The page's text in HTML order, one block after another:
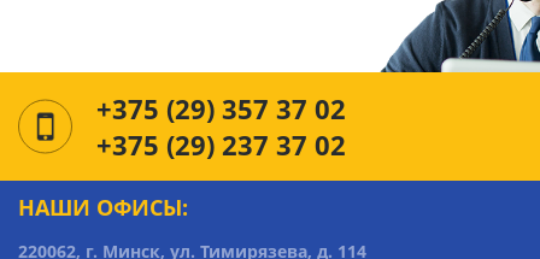
+375 (29) 357 37 02
+375 (29) 237 37 02
НАШИ ОФИСЫ:
220062, г. Минск, ул. Тимирязева, д. 114